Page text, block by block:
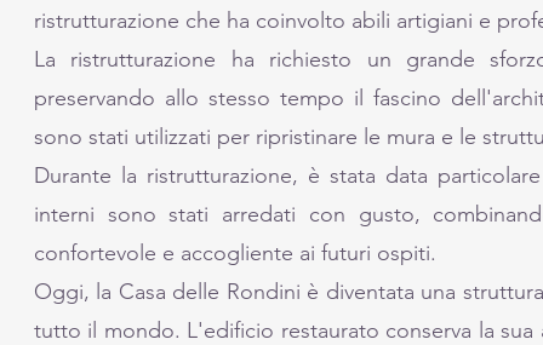
ristrutturazione che ha coinvolto abili artigiani e
La ristrutturazione ha richiesto un grande
preservando allo stesso tempo il fascino
sono stati utilizzati per ripristinare le mura e le
Durante la ristrutturazione, è stata data
interni sono stati arredati con gusto,
confortevole e accogliente ai futuri ospiti.
Oggi, la Casa delle Rondini è diventata una
tutto il mondo. L'edificio restaurato conserva la